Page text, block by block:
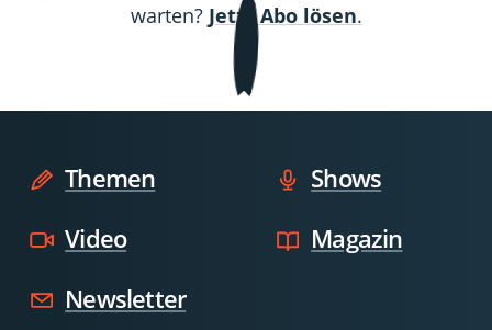
warten? Jetzt Abo lösen.
Themen
Shows
Video
Magazin
Newsletter